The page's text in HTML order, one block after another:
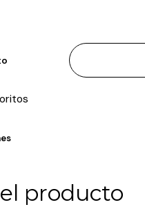
producto